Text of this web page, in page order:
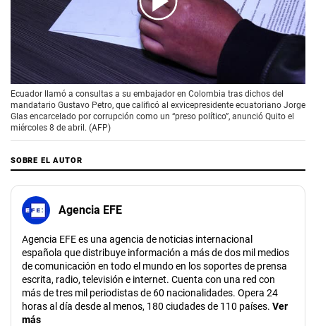
00:00 /01:56
Ecuador llamó a consultas a su embajador en Colombia tras dichos del
mandatario Gustavo Petro, que calificó al exvicepresidente ecuatoriano Jorge
Glas encarcelado por corrupción como un “preso político”, anunció Quito el
miércoles 8 de abril. (AFP)
SOBRE EL AUTOR
Agencia EFE
Agencia EFE es una agencia de noticias internacional
española que distribuye información a más de dos mil medios
de comunicación en todo el mundo en los soportes de prensa
escrita, radio, televisión e internet. Cuenta con una red con
más de tres mil periodistas de 60 nacionalidades. Opera 24
horas al día desde al menos, 180 ciudades de 110 países. Ver
más